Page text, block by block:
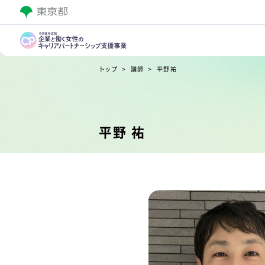
トップ 講師 平野 祐
平野 祐